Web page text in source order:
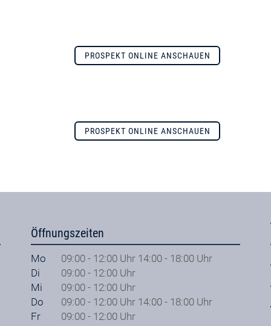
PROSPEKT ONLINE ANSCHAUEN
PROSPEKT ONLINE ANSCHAUEN
Öffnungszeiten
Mo
09:00 - 12:00 Uhr 14:00 - 18:00 Uhr
Di
09:00 - 12:00 Uhr
Mi
09:00 - 12:00 Uhr
Do
09:00 - 12:00 Uhr 14:00 - 18:00 Uhr
Fr
09:00 - 12:00 Uhr